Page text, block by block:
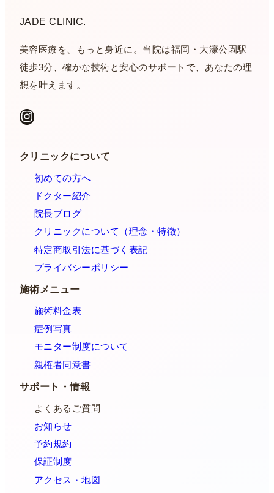
JADE CLINIC.
美容医療を、もっと身近に。当院は福岡・大濠公園駅
徒歩3分、確かな技術と安心のサポートで、あなたの理
想を叶えます。
Instagram
クリニックについて
初めての方へ
ドクター紹介
院長ブログ
クリニックについて（理念・特徴）
特定商取引法に基づく表記
プライバシーポリシー
施術メニュー
施術料金表
症例写真
モニター制度について
親権者同意書
サポート・情報
よくあるご質問
お知らせ
予約規約
保証制度
アクセス・地図